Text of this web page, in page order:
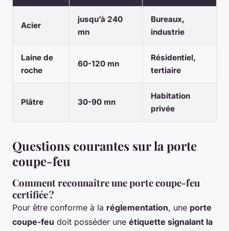
Acier
jusqu’à 240
mn
Bureaux,
industrie
Laine de
roche
60-120 mn
Résidentiel,
tertiaire
Plâtre 30-90 mn
Habitation
privée
Questions courantes sur la porte
coupe-feu
Comment reconnaître une porte coupe-feu
certifiée ?
Pour être conforme à la réglementation, une porte
coupe-feu doit posséder une étiquette signalant la